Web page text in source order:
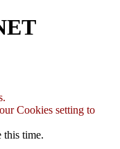
Cookies setting to
this time.